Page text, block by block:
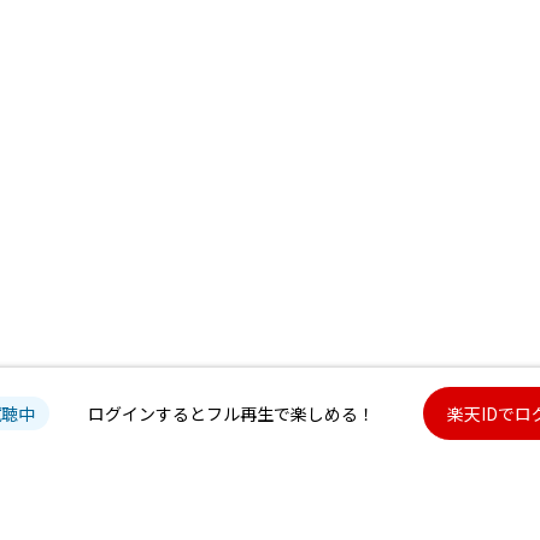
中 ログインするとフル再生で楽しめる！ 楽天IDでロ